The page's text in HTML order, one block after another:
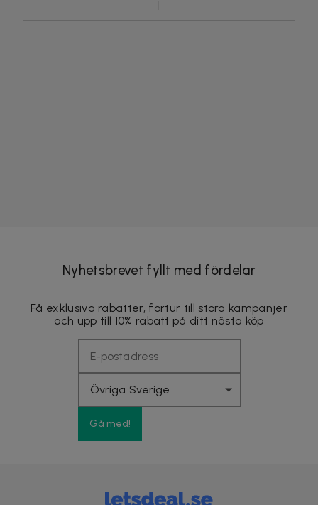
Nyhetsbrevet fyllt med fördelar
Få exklusiva rabatter, förtur till stora kampanjer
och upp till 10% rabatt på ditt nästa köp
Gå med!